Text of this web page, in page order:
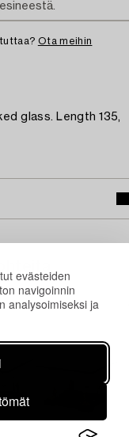
evästeiden
navigoinnin
analysoimiseksi ja
Ota meihin
glass. Length 135,